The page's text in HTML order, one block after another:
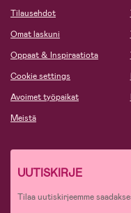
Tilausehdot
Omat laskuni
Oppaat & Inspiraatiota
Cookie settings
Avoimet työpaikat
Meistä
UUTISKIRJE
Tilaa uutiskirjeemme